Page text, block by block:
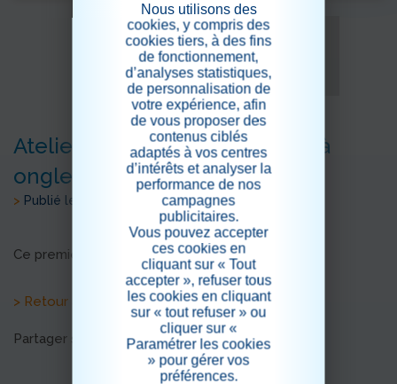
Atelier socio-esthétique : "bar à
ongles"
> Publié le 10/07/2025
Ce premier mardi du mois , c'est "bar à ongles"
> Retour aux actualités
Partager sur les réseaux sociaux
Nous utilisons des
cookies, y compris des
cookies tiers, à des fins
de fonctionnement,
d’analyses statistiques,
de personnalisation de
votre expérience, afin
de vous proposer des
contenus ciblés
adaptés à vos centres
d’intérêts et analyser la
performance de nos
campagnes
publicitaires.
Vous pouvez accepter
ces cookies en
cliquant sur « Tout
accepter », refuser tous
les cookies en cliquant
sur « tout refuser » ou
cliquer sur «
Paramétrer les cookies
» pour gérer vos
préférences.